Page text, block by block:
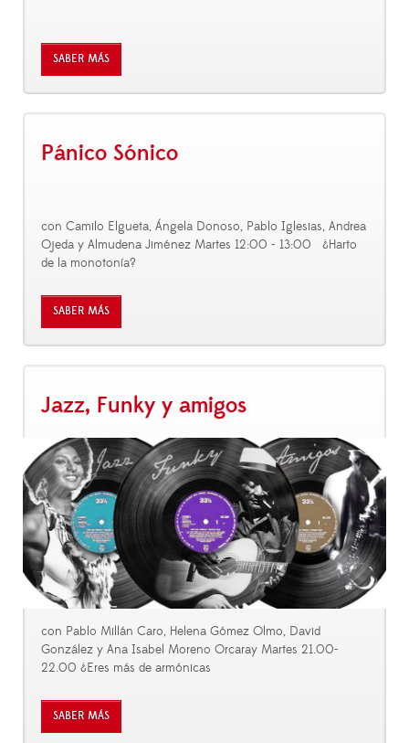
SABER MÁS
Pánico Sónico
con Camilo Elgueta, Ángela Donoso, Pablo Iglesias, Andrea
Ojeda y Almudena Jiménez Martes 12:00 - 13:00 ¿Harto
de la monotonía?
SABER MÁS
Jazz, Funky y amigos
con Pablo Millán Caro, Helena Gómez Olmo, David
González y Ana Isabel Moreno Orcaray Martes 21.00-
22.00 ¿Eres más de armónicas
SABER MÁS